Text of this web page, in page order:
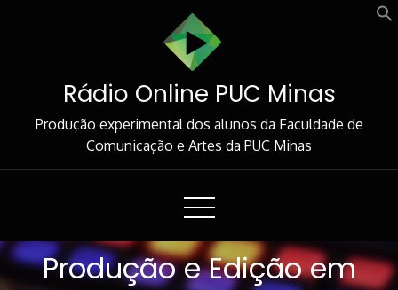
Rádio Online PUC Minas
Produção experimental dos alunos da Faculdade de
Comunicação e Artes da PUC Minas
Produção e Edição em